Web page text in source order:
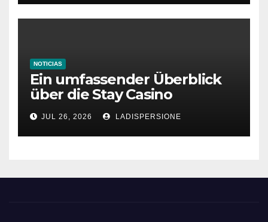
NOTICIAS
Ein umfassender Überblick
über die Stay Casino
Bonusbedingungen
JUL 26, 2026 LADISPERSIONE